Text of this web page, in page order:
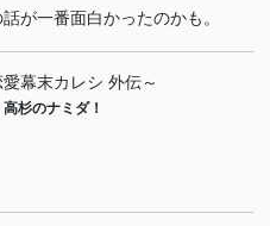
が一番面白かったのかも。
幕末カレシ 外伝～
杉のナミダ！